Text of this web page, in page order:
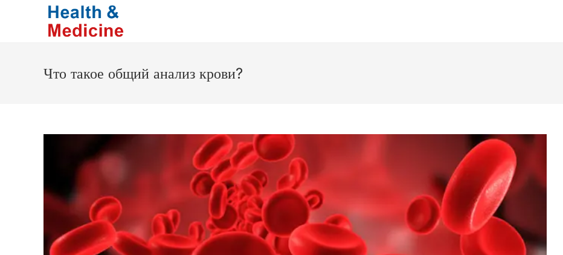
содержимому
Что такое общий анализ крови?